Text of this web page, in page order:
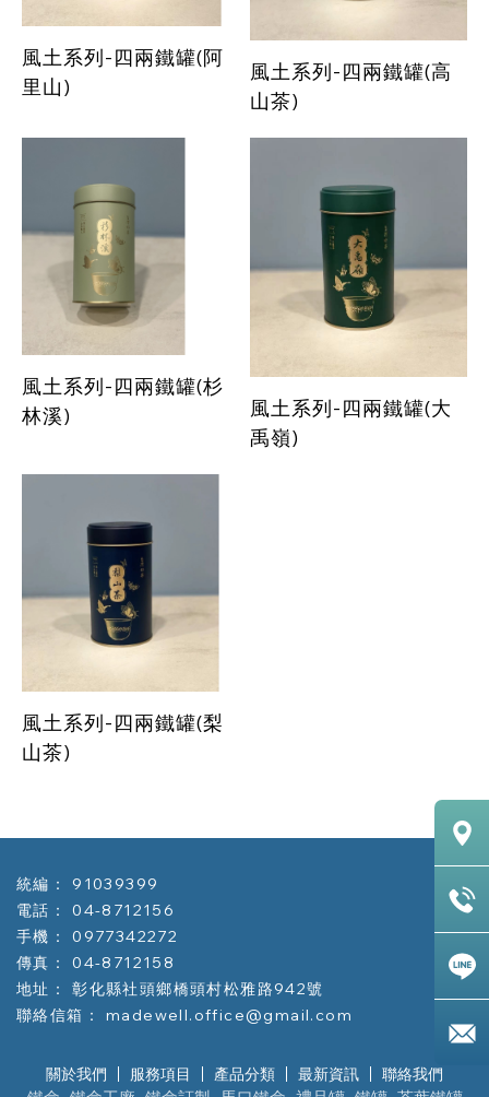
風土系列-四兩鐵罐(阿
里山)
風土系列-四兩鐵罐(高
山茶)
風土系列-四兩鐵罐(杉
林溪)
風土系列-四兩鐵罐(大
禹嶺)
風土系列-四兩鐵罐(梨
山茶)
91039399
04-8712156
0977342272
04-8712158
彰化縣社頭鄉橋頭村松雅路942號
madewell.office@gmail.com
關於我們 服務項目 產品分類 最新資訊 聯絡我們